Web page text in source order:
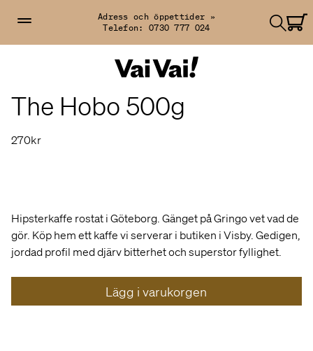
Adress och öppettider »
Telefon: 0730 777 024
The Hobo 500g
270kr
Hipsterkaffe rostat i Göteborg. Gänget på Gringo vet vad de
gör. Köp hem ett kaffe vi serverar i butiken i Visby. Gedigen,
jordad profil med djärv bitterhet och superstor fyllighet.
Lägg i varukorgen